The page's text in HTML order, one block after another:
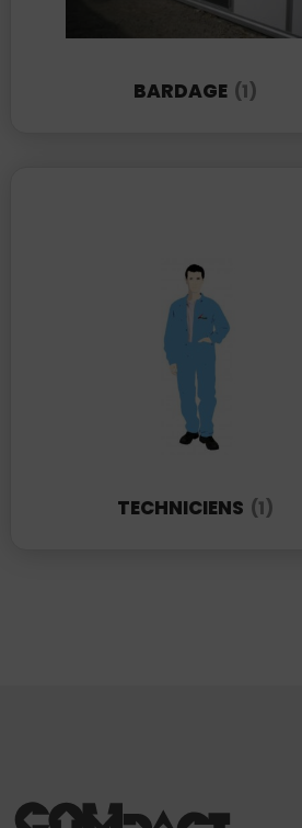
BARDAGE (1)
TECHNICIENS (1)